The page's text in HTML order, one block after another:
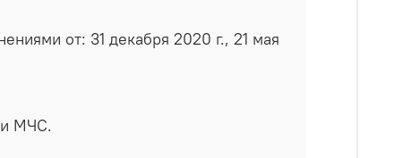
от: 31 декабря 2020 г., 21 мая
МЧС.